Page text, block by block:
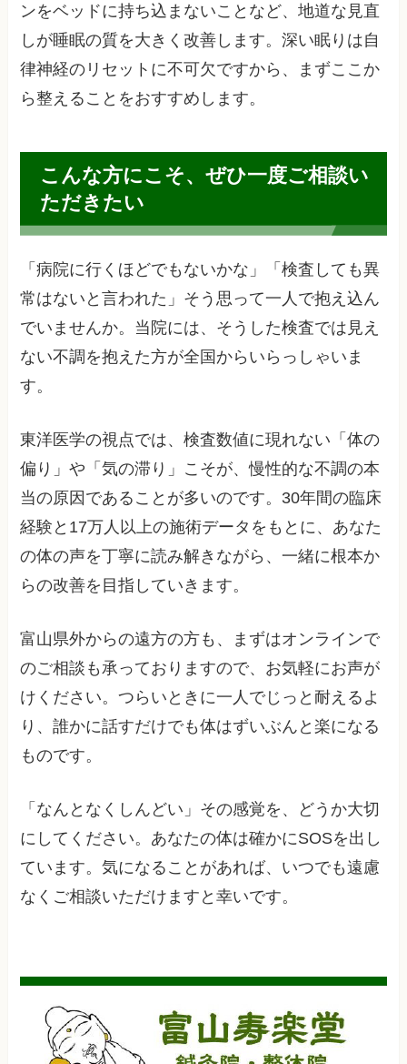
ンをベッドに持ち込まないことなど、地道な見直
しが睡眠の質を大きく改善します。深い眠りは自
律神経のリセットに不可欠ですから、まずここか
ら整えることをおすすめします。
こんな方にこそ、ぜひ一度ご相談い
ただきたい
「病院に行くほどでもないかな」「検査しても異
常はないと言われた」そう思って一人で抱え込ん
でいませんか。当院には、そうした検査では見え
ない不調を抱えた方が全国からいらっしゃいま
す。
東洋医学の視点では、検査数値に現れない「体の
偏り」や「気の滞り」こそが、慢性的な不調の本
当の原因であることが多いのです。30年間の臨床
経験と17万人以上の施術データをもとに、あなた
の体の声を丁寧に読み解きながら、一緒に根本か
らの改善を目指していきます。
富山県外からの遠方の方も、まずはオンラインで
のご相談も承っておりますので、お気軽にお声が
けください。つらいときに一人でじっと耐えるよ
り、誰かに話すだけでも体はずいぶんと楽になる
ものです。
「なんとなくしんどい」その感覚を、どうか大切
にしてください。あなたの体は確かにSOSを出し
ています。気になることがあれば、いつでも遠慮
なくご相談いただけますと幸いです。